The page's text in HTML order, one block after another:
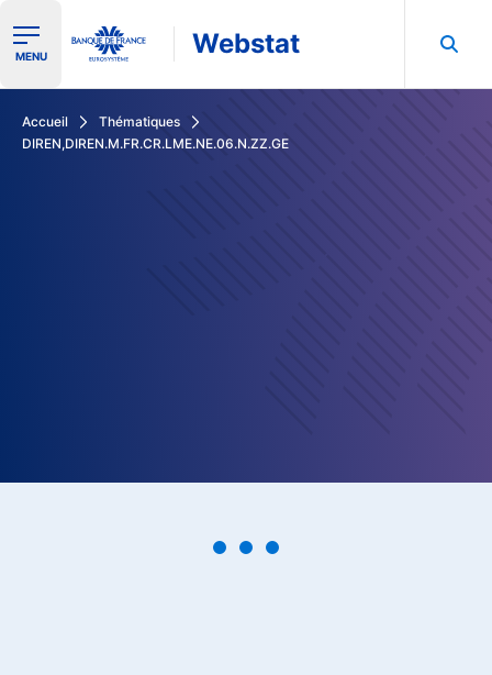
Ouvrir le menu de navigation
MENU Webstat
Accueil
Thématiques
DIREN,DIREN.M.FR.CR.LME.NE.06.N.ZZ.GE